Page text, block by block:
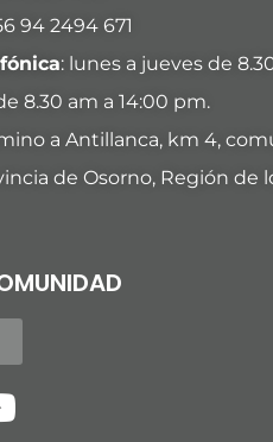
94 2494 671
: lunes a jueves de
8.30 am a 14:00 pm.
a Antillanca, km 4,
de Osorno, Región de